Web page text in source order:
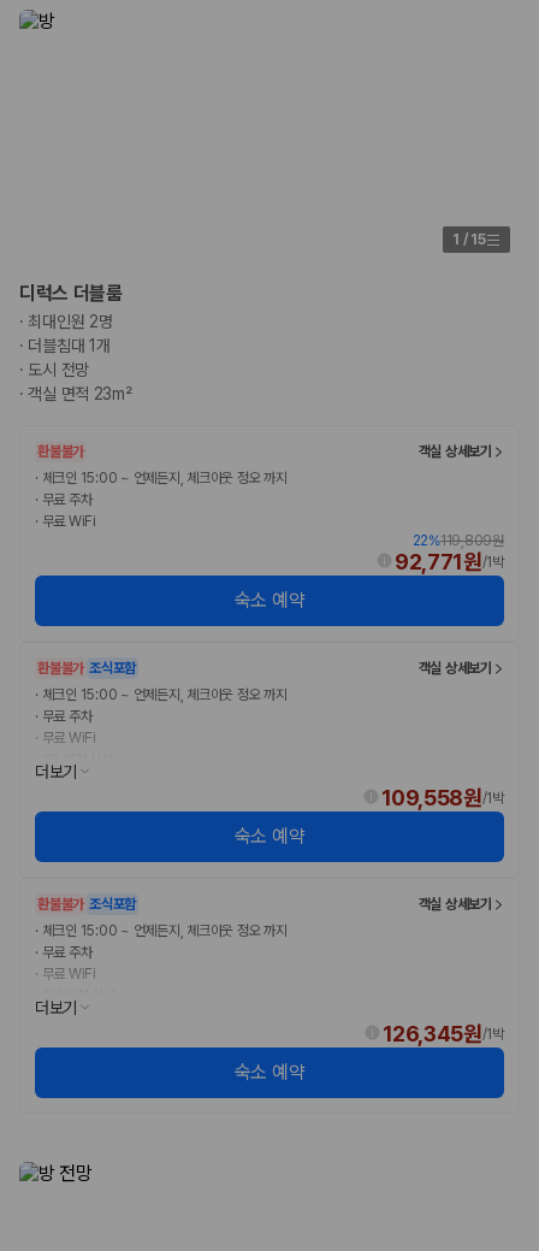
확인합니다.
실시간 예약:
제주렌트카 최저가는 차량 기본요금만으로 판단하기 어렵습니다. 보험 포
함 여부, 면책금, 보상 한도, 옵션 비용, 취소 수수료를 함께 확인해야 실제
로 저렴한 차량을 고를 수 있습니다.
2. 보험 조건은 가격만큼 중요합니다
완전자차와 슈퍼자차는 업체별 보장 범위가 다를 수 있습니다. 카모아에서
는 제주 렌트카 가격과 함께 보험 조건을 비교해 여행 스타일에 맞는 보장
3. 제주공항 접근성과 셔틀 조건을 함께 확인하세요
제주 렌트카는 차량 인수 위치와 셔틀 편의성에 따라 실제 이용 만족도가
달라집니다. 공항에서 렌트카 사무실까지의 이동 조건을 가격과 함께 비교
제주도 렌트카 차종별 가격비교
경차·소형차
혼자 또는 2인 여행에 적합하며 제주 렌트카 최저가를 찾는 사용자
가 가장 먼저 비교하는 차종입니다.
준중형·중형차
커플·친구 여행에서 많이 선택되며 가격과 승차감의 균형이 좋은 차
종입니다.
가족 여행, 짐이 많은 여행, 장거리 이동에 적합하며 보험 조건과 차
량 연식을 함께 비교하는 것이 좋습니다.
단체 여행이나 4인 이상 가족 여행에 적합하며 인원수, 짐 공간, 보
험 조건을 함께 확인해야 합니다.
제주렌트카 보험까지 비교해야 진짜 가격비교입
니다
동일한 차량이라도 보험 조건에 따라 실제 부담 금액이 달라질 수 있습니
다. 카모아는 제주 렌트카 가격뿐 아니라 일반자차, 완전자차, 슈퍼자차 조
완전자차:
1 / 15
디럭스 더블룸
· 최대인원 2명
· 더블침대 1개
· 도시 전망
·객실 면적 23m²
환불불가
객실 상세보기
· 체크인 15:00 ~ 언제든지, 체크아웃 정오 까지
· 무료 주차
· 무료 WiFi
22%119,809원
92,771원/1박
숙소 예약
환불불가 조식포함
객실 상세보기
· 체크인 15:00 ~ 언제든지, 체크아웃 정오 까지
· 무료 주차
· 무료 WiFi
1인 아침 식사
더보기
109,558원/1박
숙소 예약
환불불가 조식포함
객실 상세보기
· 체크인 15:00 ~ 언제든지, 체크아웃 정오 까지
· 무료 주차
· 무료 WiFi
2인 아침 식사
더보기
126,345원/1박
숙소 예약